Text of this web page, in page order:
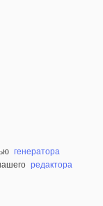
генератора
редактора